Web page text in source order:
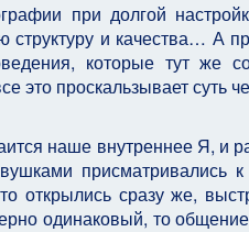
при долгой
и качества… А
которые тут же
это проскальзывает суть
наше внутреннее Я, и
присматривались к
открылись сразу же,
одинаковый, то